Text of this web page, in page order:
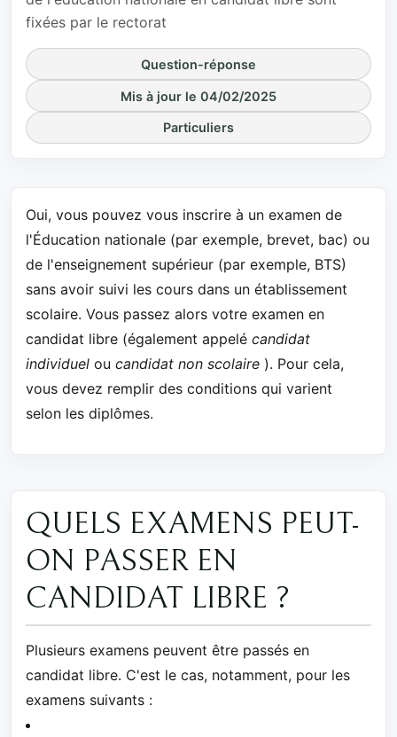
fixées par le rectorat
Question-réponse
Mis à jour le 04/02/2025
Particuliers
Oui, vous pouvez vous inscrire à un examen de
l'Éducation nationale (par exemple, brevet, bac) ou
de l'enseignement supérieur (par exemple, BTS)
sans avoir suivi les cours dans un établissement
scolaire. Vous passez alors votre examen en
candidat libre (également appelé candidat
individuel ou candidat non scolaire ). Pour cela,
vous devez remplir des conditions qui varient
selon les diplômes.
QUELS EXAMENS PEUT-
ON PASSER EN
CANDIDAT LIBRE ?
Plusieurs examens peuvent être passés en
candidat libre. C'est le cas, notamment, pour les
examens suivants :